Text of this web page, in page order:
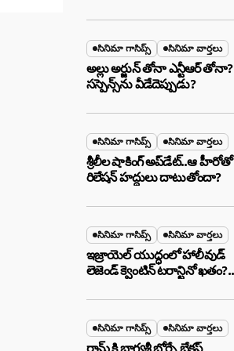
జరుగుతోంది!
సినిమా గాసిప్స్ సినిమా వార్తలు
అల్లు అర్జున్ తోనా ఎన్టీఆర్ తోనా?
సస్పెన్స్‌ను వీడేదెప్పుడు?
సినిమా గాసిప్స్ సినిమా వార్తలు
శ్రీలీల షాకింగ్ అప్‌డేట్..ఆ హీరోతో
రిలేషన్ హద్దులు దాటుతోందా?
సినిమా గాసిప్స్ సినిమా వార్తలు
ఇజ్రాయెల్ యుద్ధంలో హాలీవుడ్
లెజెండ్ క్వెంటిన్ టరాన్టినో ఖతం?
బూడిదయ్యారా? అసలు నిజం
ఇదీ!
సినిమా గాసిప్స్ సినిమా వార్తలు